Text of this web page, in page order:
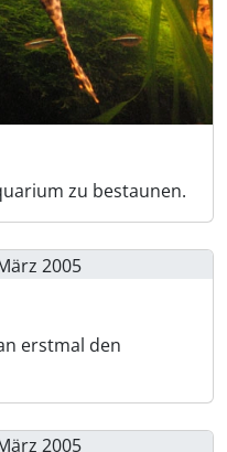
zu bestaunen.
erstmal den